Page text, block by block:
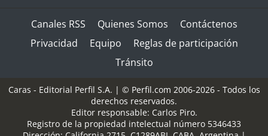
Canales RSS Quienes Somos
Contáctenos
Privacidad
Equipo
Reglas de participación
Tránsito
Caras - Editorial Perfil S.A. | © Perfil.com 2006-2026 - Todos los
derechos reservados.
Editor responsable: Carlos Piro.
Registro de la propiedad intelectual número 5346433